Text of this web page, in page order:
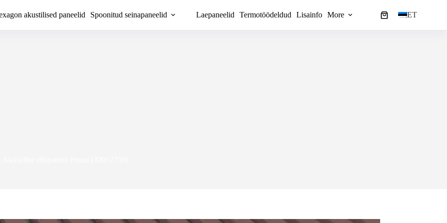
akustilised paneelid Spoonitud seinapaneelid Laepaneelid Termotöödeldud Lisainfo More OstukorvET